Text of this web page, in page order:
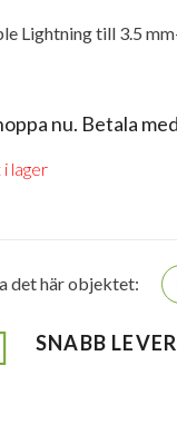
Lightning till 3.5
nu. Betala
i lager
det här objektet:
SNABB